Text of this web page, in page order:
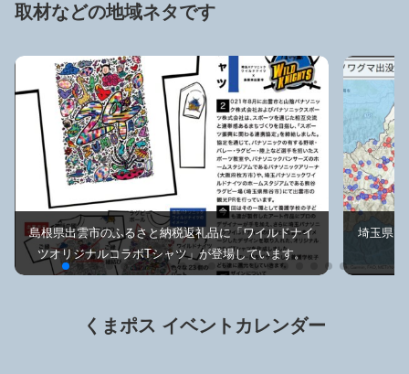
取材などの地域ネタです
島根県出雲市のふるさと納税返礼品に「ワイルドナイ
ツオリジナルコラボTシャツ」が登場しています。
埼玉県で
くまポス イベントカレンダー